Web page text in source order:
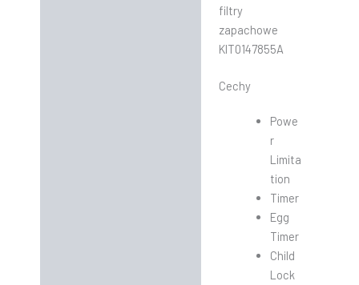
filtry
zapachowe
KIT0147855A
Cechy
Powe
r
Limita
tion
Timer
Egg
Timer
Child
Lock